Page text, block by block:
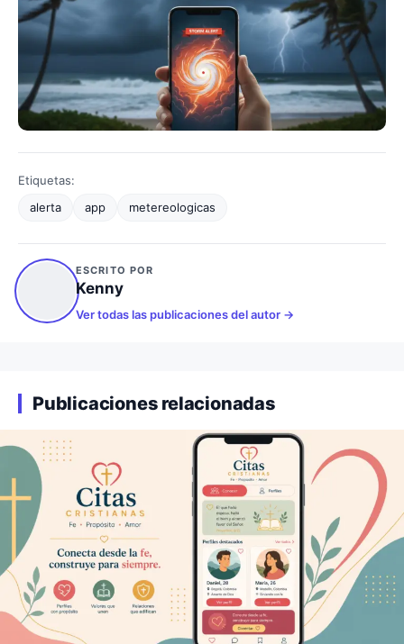
Etiquetas:
alerta
app metereologicas
ESCRITO POR
Kenny
Ver todas las publicaciones del autor
Publicaciones relacionadas